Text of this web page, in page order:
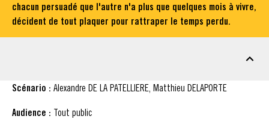
chacun persuadé que l'autre n'a plus que quelques mois à vivre,
décident de tout plaquer pour rattraper le temps perdu.
Scénario : Alexandre DE LA PATELLIERE, Matthieu DELAPORTE
Audience : Tout public